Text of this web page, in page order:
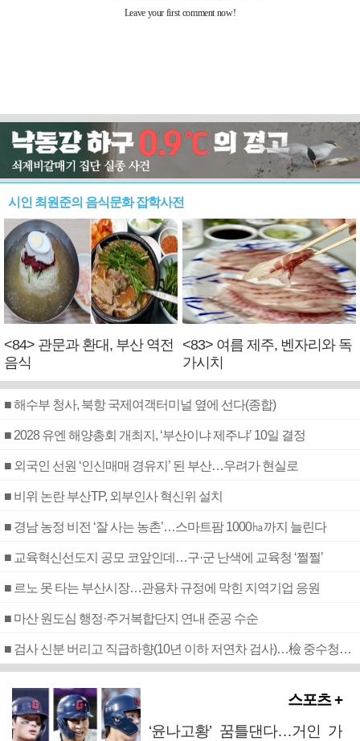
시인 최원준의 음식문화 잡학사전
<84> 관문과 환대, 부산 역전
음식
<83> 여름 제주, 벤자리와 독
가시치
■ 해수부 청사, 북항 국제여객터미널 옆에 선다(종합)
■ 2028 유엔 해양총회 개최지, ‘부산이냐 제주냐’ 10일 결정
■ 외국인 선원 ‘인신매매 경유지’ 된 부산…우려가 현실로
■ 비위 논란 부산TP, 외부인사 혁신위 설치
■ 경남 농정 비전 ‘잘 사는 농촌’…스마트팜 1000㏊까지 늘린다
■ 교육혁신선도지 공모 코앞인데…구·군 난색에 교육청 ‘쩔쩔’
■ 르노 못 타는 부산시장…관용차 규정에 막힌 지역기업 응원
■ 마산 원도심 행정·주거복합단지 연내 준공 수순
■ 검사 신분 버리고 직급하향(10년 이하 저연차 검사)…檢 중수청행 기피
스포츠 +
‘윤나고황’ 꿈틀댄다…거인 가